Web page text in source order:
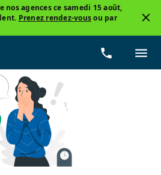
agences ce samedi 15 août,
Prenez rendez-vousou par